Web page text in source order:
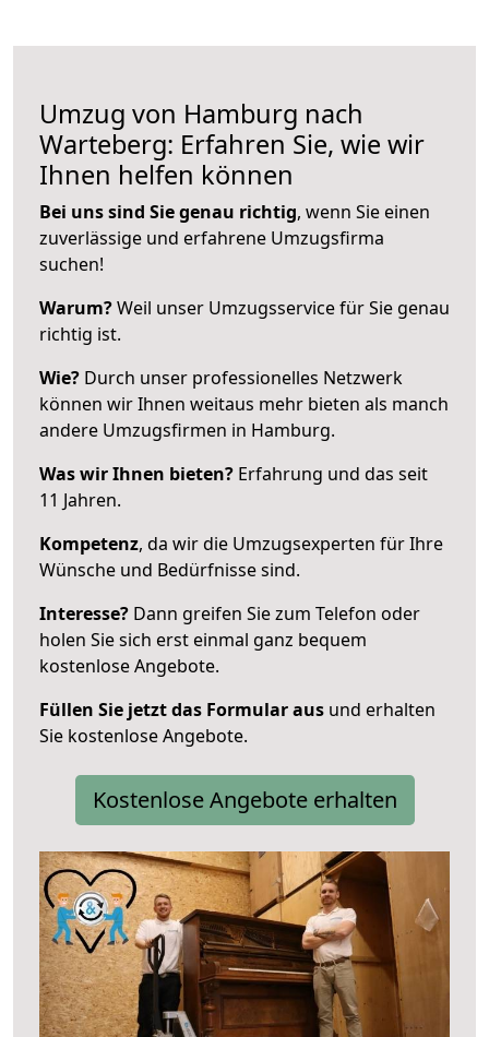
Umzug von Hamburg nach
Warteberg: Erfahren Sie, wie wir
Ihnen helfen können
Bei uns sind Sie genau richtig, wenn Sie einen
zuverlässige und erfahrene Umzugsfirma
suchen!
Warum?Weil unser Umzugsservice für Sie genau
richtig ist.
Wie? Durch unser professionelles Netzwerk
können wir Ihnen weitaus mehr bieten als manch
andere Umzugsfirmen in Hamburg.
Was wir Ihnen bieten? Erfahrung und das seit
11 Jahren.
Kompetenz, da wir die Umzugsexperten für Ihre
Wünsche und Bedürfnisse sind.
Interesse? Dann greifen Sie zum Telefon oder
holen Sie sich erst einmal ganz bequem
kostenlose Angebote.
Füllen Sie jetzt das Formular aus und erhalten
Sie kostenlose Angebote.
Kostenlose Angebote erhalten